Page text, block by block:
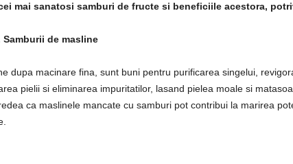
mai sanatosi samburi de fructe si beneficiile acestora,
Samburii de masline
dupa macinare fina, sunt buni pentru purificarea singelui,
pielii si eliminarea impuritatilor, lasand pielea moale si
ca maslinele mancate cu samburi pot contribui la marirea